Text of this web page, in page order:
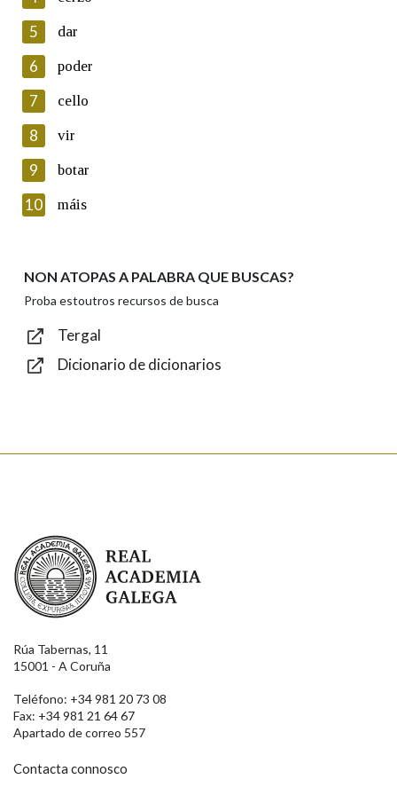
Lin e acepto as condicións da política de
Introduce o código que aparece na imaxe:
Texto de verificación
Enviar
5 dar
6 poder
7 cello
8 vir
9 botar
10 máis
NON ATOPAS A PALABRA QUE BUSCAS?
Proba estoutros recursos de busca
Tergal
Dicionario de dicionarios
Real Academia Galega
Rúa Tabernas, 11
15001 - A Coruña
Teléfono: +34 981 20 73 08
Fax: +34 981 21 64 67
Apartado de correo 557
Contacta connosco